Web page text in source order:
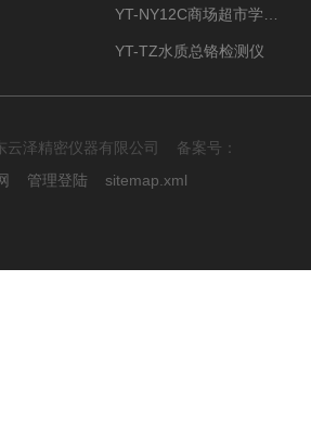
YT-TZ水质总铬检测仪
云泽精密仪器有限公司 备案号：
管理登陆 sitemap.xml